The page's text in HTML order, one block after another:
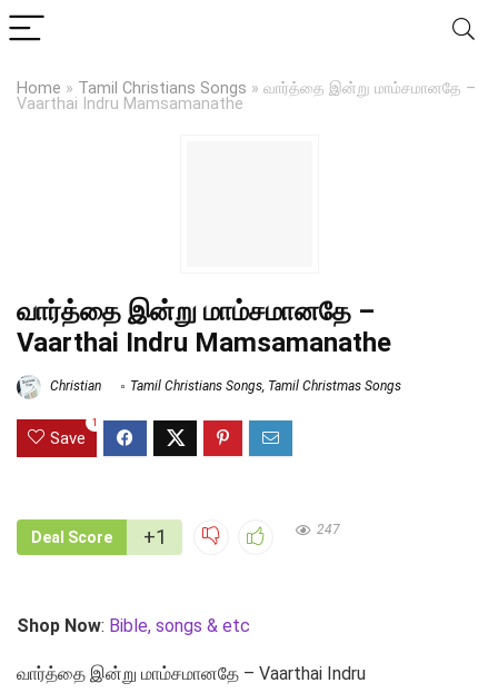
Home » Tamil Christians Songs » வார்த்தை இன்று மாம்சமானதே –
Vaarthai Indru Mamsamanathe
வார்த்தை இன்று மாம்சமானதே –
Vaarthai Indru Mamsamanathe
Christian Tamil Christians Songs, Tamil Christmas Songs
Save
1
Deal Score +1 247
Shop Now: Bible, songs & etc
வார்த்தை இன்று மாம்சமானதே – Vaarthai Indru